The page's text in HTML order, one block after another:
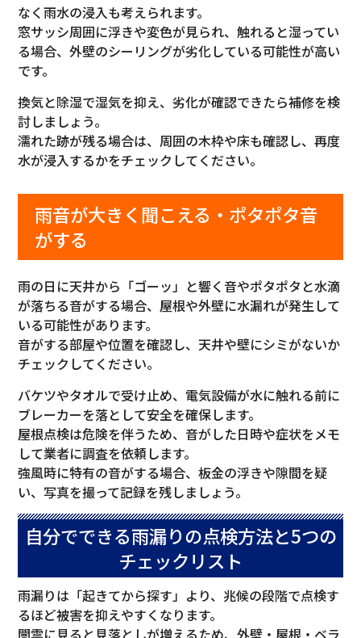
なく雨水の浸入も考えられます。
窓サッシ周囲に浮きや変色が見られ、触れると湿ってい
る場合、外壁のシーリングが劣化している可能性が高い
です。
換気と除湿で湿気を抑え、劣化が確認できたら補修を検
討しましょう。
濡れた跡が残る場合は、周囲の木枠や床も確認し、再度
水が浸入するかをチェックしてください。
雨音が大きく聞こえる・ポタポタ音
がする
雨の日に天井から「ゴーッ」と響く音やポタポタと水滴
が落ちる音がする場合、屋根や外壁に水漏れが発生して
いる可能性があります。
音がする部屋や位置を確認し、天井や壁にシミがないか
チェックしてください。
バケツやタオルで受け止め、電気設備が水に触れる前に
ブレーカーを落として安全を確保します。
屋根点検は危険を伴うため、音がした日時や症状をメモ
して業者に調査を依頼します。
強風時に特有の音がする場合、板金の浮きや隙間を疑
い、写真を撮って記録を残しましょう。
自分でできる雨漏りの点検方法と5つの
チェックリスト
雨漏りは「起きてから探す」より、兆候の段階で点検す
るほど被害を抑えやすくなります。